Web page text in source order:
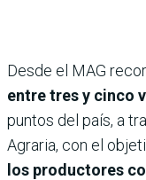
Desde el MAG
entre tres y cinco
puntos del país, a
Agraria, con el
los productores